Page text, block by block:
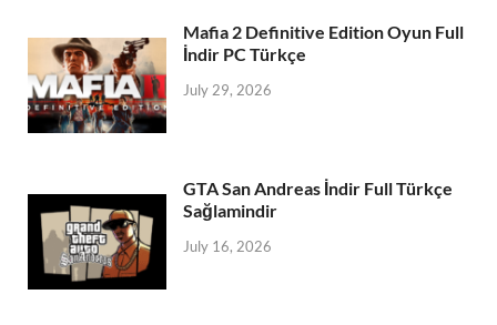
Mafia 2 Definitive Edition Oyun Full
İndir PC Türkçe
July 29, 2026
GTA San Andreas İndir Full Türkçe
Sağlamindir
July 16, 2026